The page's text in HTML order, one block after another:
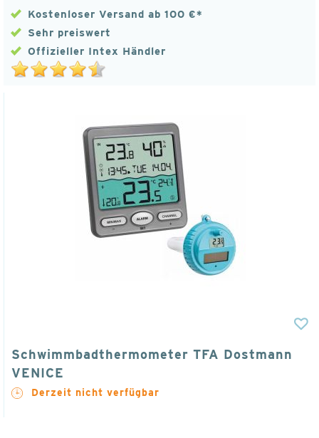
Kostenloser Versand ab 100 €*
Sehr preiswert
Offizieller Intex Händler
Schwimmbadthermometer TFA Dostmann
VENICE
Derzeit nicht verfügbar